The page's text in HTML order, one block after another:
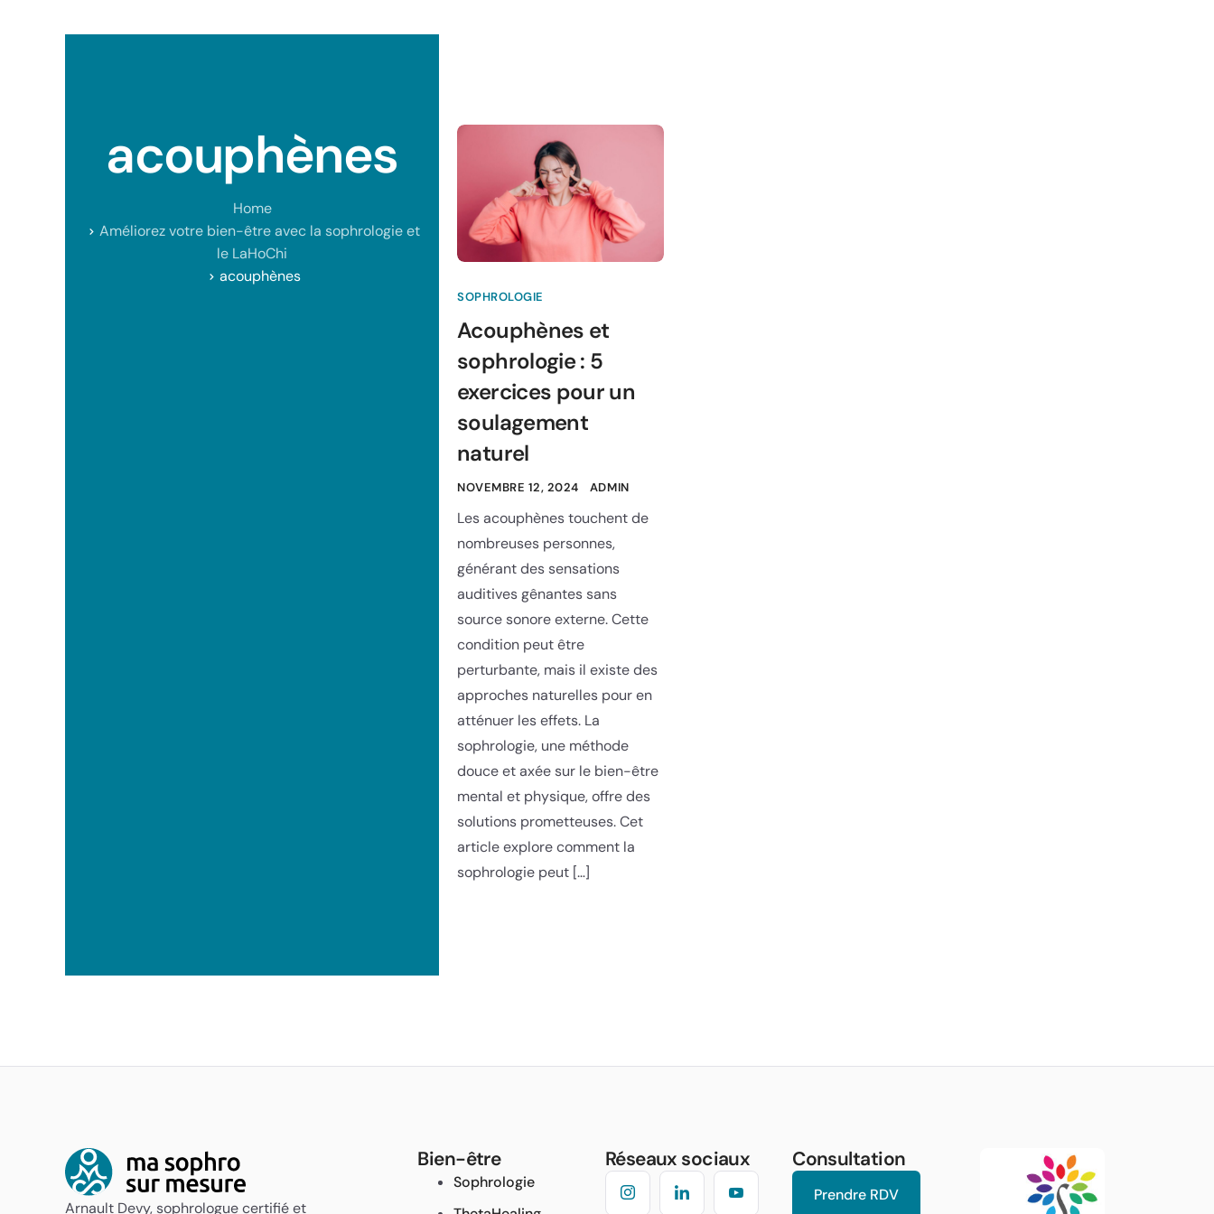
acouphènes
Home
Améliorez votre bien-être avec la sophrologie et
le LaHoChi
acouphènes
SOPHROLOGIE
Acouphènes et
sophrologie : 5
exercices pour un
soulagement
naturel
NOVEMBRE 12, 2024 ADMIN
Les acouphènes touchent de
nombreuses personnes,
générant des sensations
auditives gênantes sans
source sonore externe. Cette
condition peut être
perturbante, mais il existe des
approches naturelles pour en
atténuer les effets. La
sophrologie, une méthode
douce et axée sur le bien-être
mental et physique, offre des
solutions prometteuses. Cet
article explore comment la
sophrologie peut […]
Arnault Devy, sophrologue certifié et
Bien-être
Sophrologie
Réseaux sociaux Consultation
Prendre RDV